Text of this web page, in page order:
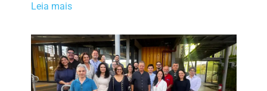
Leia mais